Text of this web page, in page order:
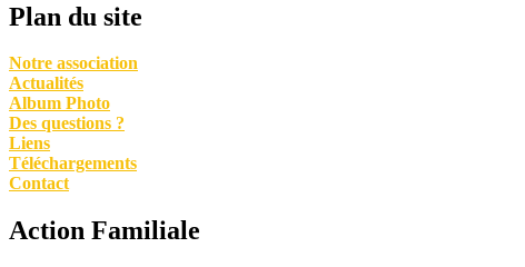
Plan du site
Notre association
Actualités
Album Photo
Des questions ?
Liens
Téléchargements
Contact
Action Familiale